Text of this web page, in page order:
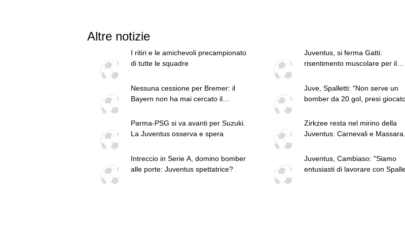
Altre notizie
I ritiri e le amichevoli precampionato
di tutte le squadre
Juventus, si ferma Gatti:
risentimento muscolare per il
Nessuna cessione per Bremer: il
Bayern non ha mai cercato il
Juve, Spalletti: "Non serve un
bomber da 20 gol, presi
Parma-PSG si va avanti per Suzuki.
La Juventus osserva e spera
Zirkzee resta nel mirino della
Juventus: Carnevali e Massara
Intreccio in Serie A, domino bomber
alle porte: Juventus spettatrice?
Juventus, Cambiaso: "Siamo
entusiasti di lavorare con